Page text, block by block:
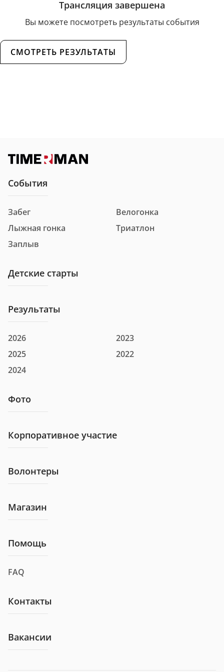
Трансляция завершена
Вы можете посмотреть результаты события
СМОТРЕТЬ РЕЗУЛЬТАТЫ
События
Забег
Лыжная гонка
Заплыв
Велогонка
Триатлон
Детские старты
Результаты
2026
2025
2024
2023
2022
Фото
Корпоративное участие
Волонтеры
Магазин
Помощь
FAQ
Контакты
Вакансии